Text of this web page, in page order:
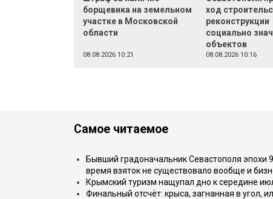
борщевика на земельном
участке в Московской
области
08.08.2026 10:21
ход
реконструкции
социально
объектов
08.08.2026 10:16
Самое читаемое
Бывший градоначальник Севастополя эпохи
время взяток не существовало вообще и
Крымский туризм нащупал дно к середине
Финальный отсчёт: крыса, загнанная в угол,